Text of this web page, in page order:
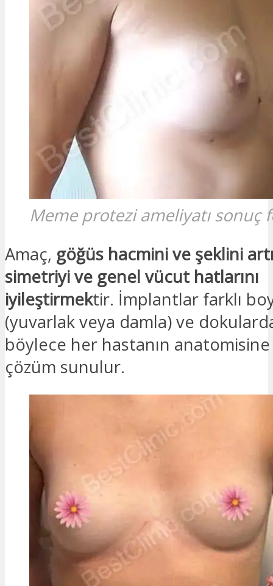
Meme protezi ameliyatı sonuç
Amaç, göğüs hacmini ve şeklini
simetriyi ve genel vücut hatlarını
iyileştirmektir. İmplantlar farklı
(yuvarlak veya damla) ve
böylece her hastanın
çözüm sunulur.